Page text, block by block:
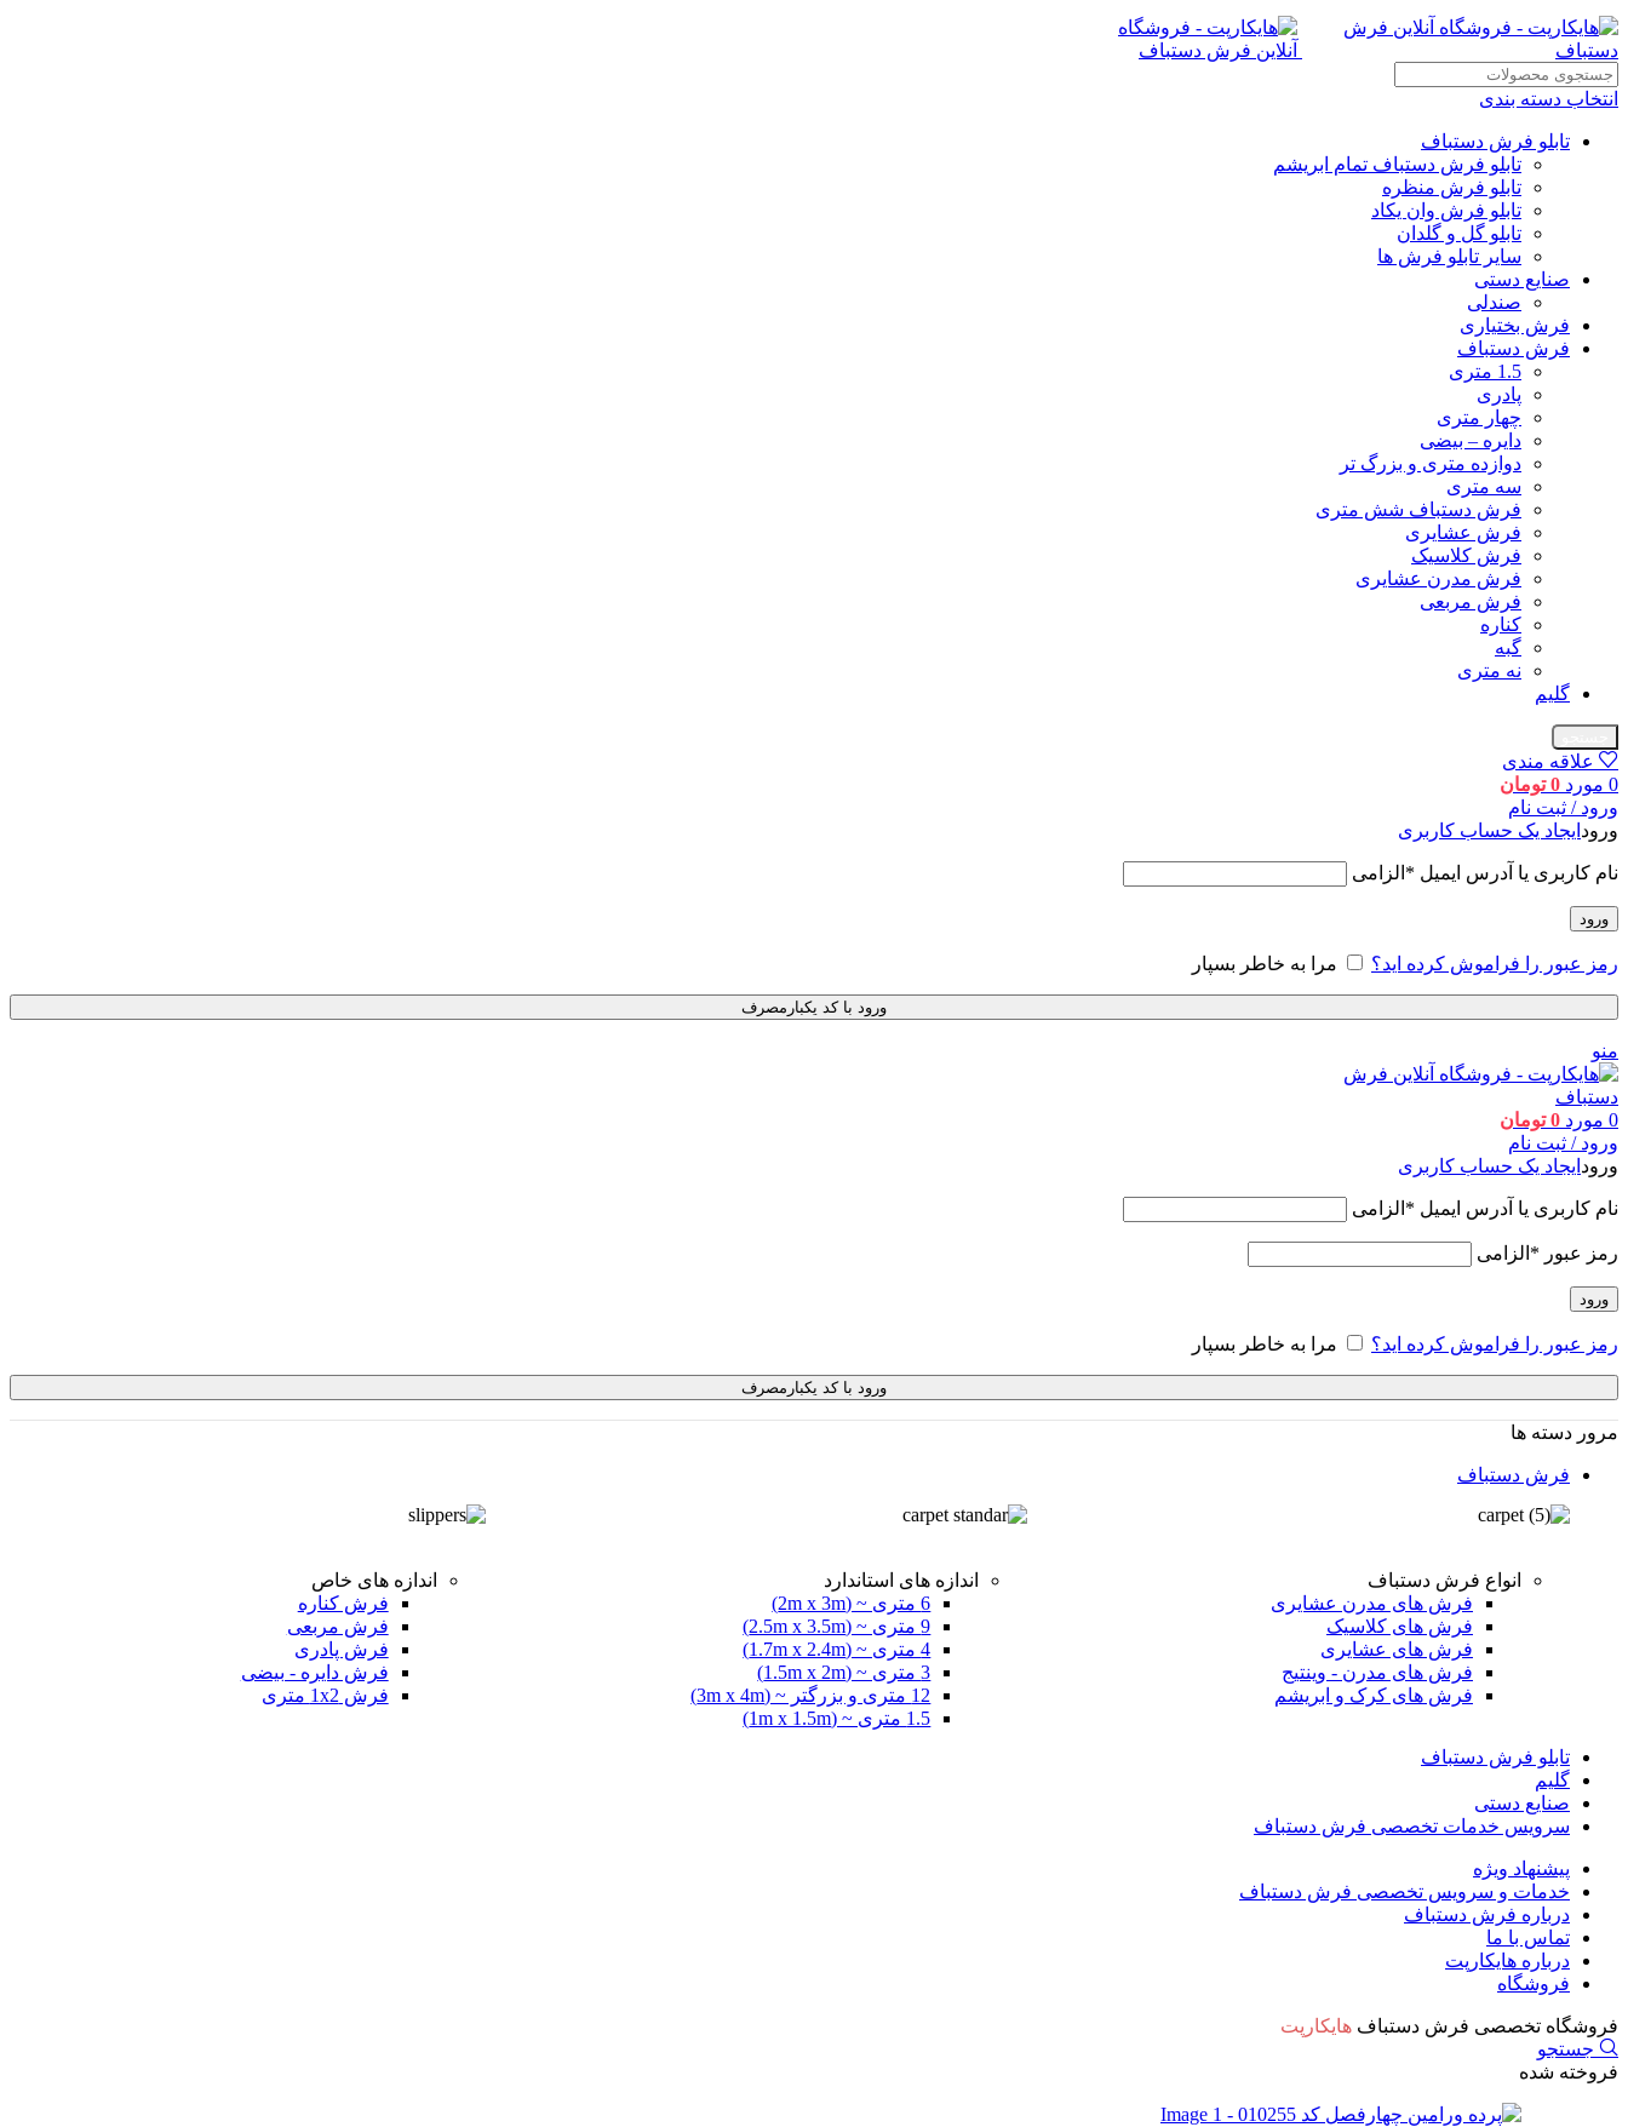
انتخاب دسته بندی
تابلو فرش دستباف
تابلو فرش دستباف تمام ابریشم
تابلو فرش منظره
تابلو فرش وان یکاد
تابلو گل و گلدان
سایر تابلو فرش ها
صنایع دستی
صندلی
فرش بختیاری
فرش دستباف
1.5 متری
پادری
چهار متری
دایره – بیضی
دوازده متری و بزرگ تر
سه متری
فرش دستباف شش متری
فرش عشایری
فرش کلاسیک
فرش مدرن عشایری
فرش مربعی
کناره
گبه
نه متری
گلیم
علاقه مندی
0 مورد 0 تومان
ورود / ثبت نام
ورود ایجاد یک حساب کاربری
نام کاربری یا آدرس ایمیل * الزامی
ورود
رمز عبور را فراموش کرده اید؟ مرا به خاطر بسپار
ورود با کد یکبارمصرف
منو
0 مورد 0 تومان
ورود / ثبت نام
ورود ایجاد یک حساب کاربری
نام کاربری یا آدرس ایمیل * الزامی
رمز عبور * الزامی
ورود
رمز عبور را فراموش کرده اید؟ مرا به خاطر بسپار
ورود با کد یکبارمصرف
مرور دسته ها
فرش دستباف
انواع فرش دستباف
فرش های مدرن عشایری
فرش های کلاسیک
فرش های عشایری
فرش های مدرن - وینتیج
فرش های کرک و ابریشم
اندازه های استاندارد
6 متری ~ (2m x 3m)
9 متری ~ (2.5m x 3.5m)
4 متری ~ (1.7m x 2.4m)
3 متری ~ (1.5m x 2m)
12 متری و بزرگتر ~ (3m x 4m)
1.5 متری ~ (1m x 1.5m)
اندازه های خاص
فرش کناره
فرش مربعی
فرش پادری
فرش دایره - بیضی
فرش 1x2 متری
تابلو فرش دستباف
گلیم
صنایع دستی
سرویس خدمات تخصصی فرش دستباف
پیشنهاد ویژه
خدمات و سرویس تخصصی فرش دستباف
درباره فرش دستباف
تماس با ما
درباره هایکارپت
فروشگاه
فروشگاه تخصصی فرش دستباف هایکارپت
جستجو
فروخته شده